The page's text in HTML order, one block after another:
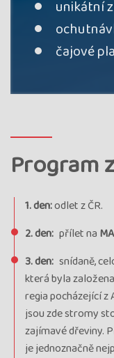
unikátní
čajové
Program
1. den:odlet z ČR.
2. den: přílet na
3. den: snídaně,
která byla
regia pocházející
jsou zde stromy
zajímavé dřeviny.
je jednoznačně